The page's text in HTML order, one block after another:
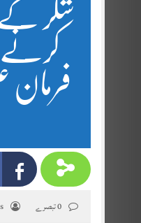
شگر
کرنے
فرمان